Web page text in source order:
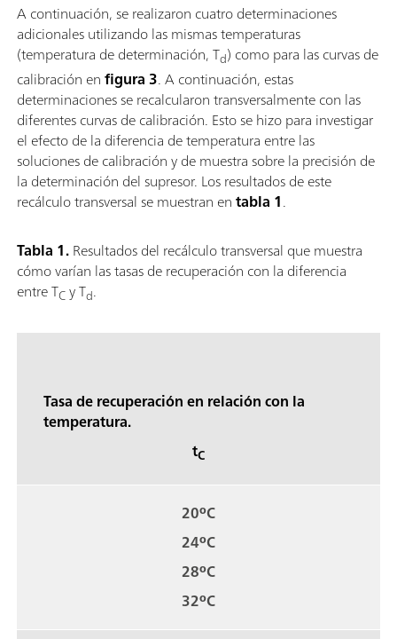
A continuación, se realizaron cuatro determinaciones
adicionales utilizando las mismas temperaturas
(temperatura de determinación, Td) como para las curvas de
calibración enfigura 3. A continuación, estas
determinaciones se recalcularon transversalmente con las
diferentes curvas de calibración. Esto se hizo para investigar
el efecto de la diferencia de temperatura entre las
soluciones de calibración y de muestra sobre la precisión de
la determinación del supresor. Los resultados de este
recálculo transversal se muestran entabla 1.
Tabla 1.Resultados del recálculo transversal que muestra
cómo varían las tasas de recuperación con la diferencia
entre TCy Td.
Tasa de recuperación en relación con la
temperatura.
tC
20ºC
24ºC
28ºC
32ºC